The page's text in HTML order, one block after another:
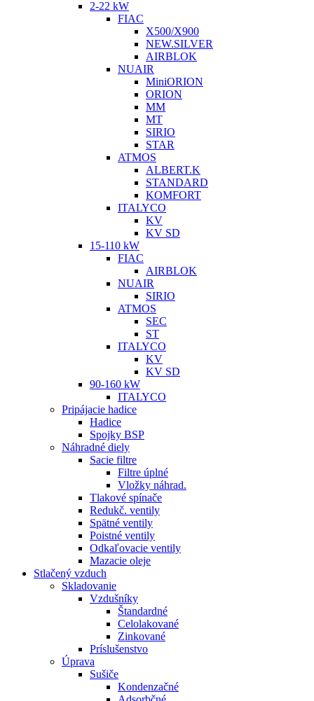
2-22 kW
FIAC
X500/X900
NEW.SILVER
AIRBLOK
NUAIR
MiniORION
ORION
MM
MT
SIRIO
STAR
ATMOS
ALBERT.K
STANDARD
KOMFORT
ITALYCO
KV
KV SD
15-110 kW
FIAC
AIRBLOK
NUAIR
SIRIO
ATMOS
SEC
ST
ITALYCO
KV
KV SD
90-160 kW
ITALYCO
Pripájacie hadice
Hadice
Spojky BSP
Náhradné diely
Sacie filtre
Filtre úplné
Vložky náhrad.
Tlakové spínače
Redukč. ventily
Spätné ventily
Poistné ventily
Odkaľovacie ventily
Mazacie oleje
Stlačený vzduch
Skladovanie
Vzdušníky
Štandardné
Celolakované
Zinkované
Príslušenstvo
Úprava
Sušiče
Kondenzačné